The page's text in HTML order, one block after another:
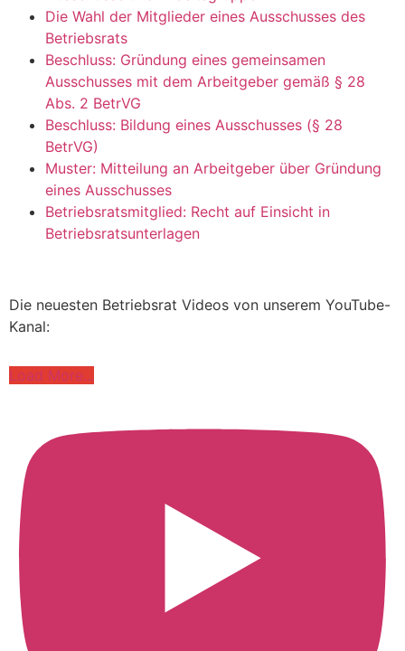
Die Wahl der Mitglieder eines Ausschusses des
Betriebsrats
Beschluss: Gründung eines gemeinsamen
Ausschusses mit dem Arbeitgeber gemäß § 28
Abs. 2 BetrVG
Beschluss: Bildung eines Ausschusses (§ 28
BetrVG)
Muster: Mitteilung an Arbeitgeber über Gründung
eines Ausschusses
Betriebsratsmitglied: Recht auf Einsicht in
Betriebsratsunterlagen
Die neuesten Betriebsrat Videos von unserem YouTube-
Kanal:
Load More...